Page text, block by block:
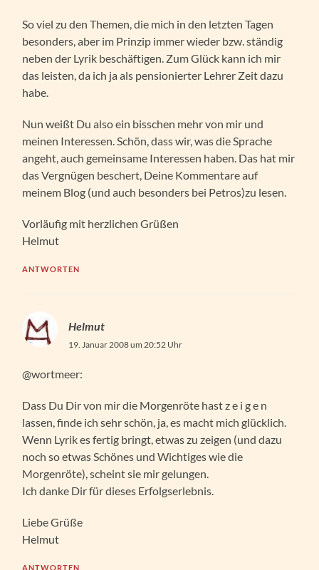
So viel zu den Themen, die mich in den letzten Tagen
besonders, aber im Prinzip immer wieder bzw. ständig
neben der Lyrik beschäftigen. Zum Glück kann ich mir
das leisten, da ich ja als pensionierter Lehrer Zeit dazu
habe.
Nun weißt Du also ein bisschen mehr von mir und
meinen Interessen. Schön, dass wir, was die Sprache
angeht, auch gemeinsame Interessen haben. Das hat mir
das Vergnügen beschert, Deine Kommentare auf
meinem Blog (und auch besonders bei Petros)zu lesen.
Vorläufig mit herzlichen Grüßen
Helmut
ANTWORTEN
Helmut
19. Januar 2008 um 20:52 Uhr
@wortmeer:
Dass Du Dir von mir die Morgenröte hast z e i g e n
lassen, finde ich sehr schön, ja, es macht mich glücklich.
Wenn Lyrik es fertig bringt, etwas zu zeigen (und dazu
noch so etwas Schönes und Wichtiges wie die
Morgenröte), scheint sie mir gelungen.
Ich danke Dir für dieses Erfolgserlebnis.
Liebe Grüße
Helmut
ANTWORTEN